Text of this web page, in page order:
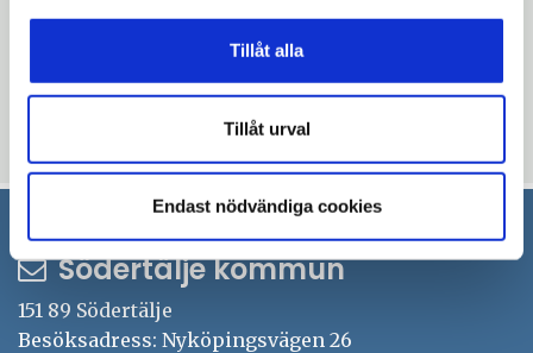
Tillåt alla
Tillåt urval
Endast nödvändiga cookies
Södertälje kommun
151 89 Södertälje
Besöksadress: Nyköpingsvägen 26